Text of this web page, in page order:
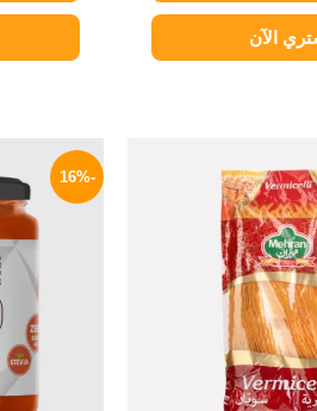
الآن
الأصلي
هو:
80 EGP.
الحالي
هو:
54 EGP.
-16%